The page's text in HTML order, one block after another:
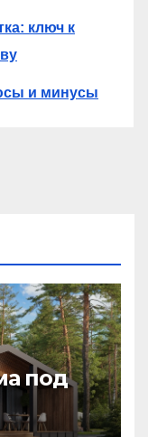
ключ к
и минусы
под